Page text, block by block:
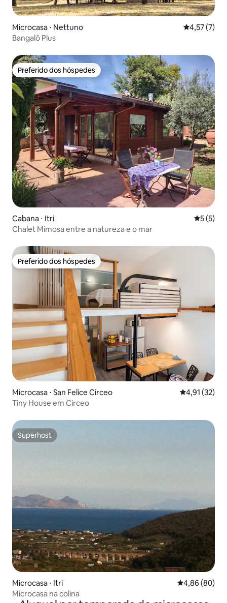
Microcasa ⋅ Nettuno 4,57 de
4,57 (7)
Bangalô Plus
Preferido dos hóspedes
Preferido dos hóspedes
Cabana ⋅ Itri 5 de
5 (5)
Chalet Mimosa entre a natureza e o mar
Preferido dos hóspedes
Preferido dos hóspedes
Microcasa ⋅ San Felice Circeo 4,91 de uma
4,91 (32)
Tiny House em Circeo
Superhost
Superhost
Microcasa ⋅ Itri 4,86 de uma
4,86 (80)
Microcasa na colina